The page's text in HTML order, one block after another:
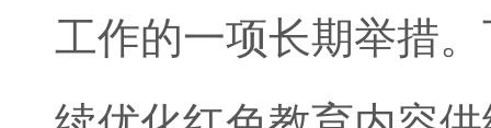
工作的一项长期举措